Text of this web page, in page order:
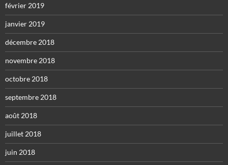
février 2019
janvier 2019
décembre 2018
novembre 2018
octobre 2018
septembre 2018
août 2018
juillet 2018
juin 2018